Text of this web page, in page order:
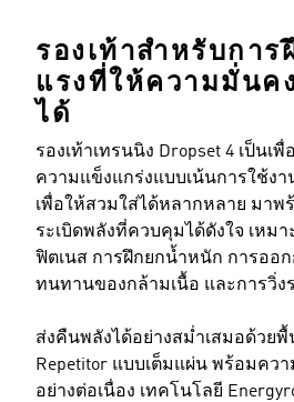
รองเท้าสำหรับกา
แรงที่ให้ความมั่นค
ได้
รองเท้าเทรนนิง Dropset 4 เป็นเ
ความแข็งแกร่งแบบเน้นการใช้ง
เพื่อให้สวมใส่ได้หลากหลาย มา
ระเบิดพลังที่ควบคุมได้ดังใจ เหม
ฟิตเนส การฝึกยกน้ำหนัก การออ
ทนทานของกล้ามเนื้อ และการวิ่ง
ส่งคืนพลังได้อย่างสม่ำเสมอด้วย
Repetitor แบบเต็มแผ่น พร้อมค
อย่างต่อเนื่อง เทคโนโลยี